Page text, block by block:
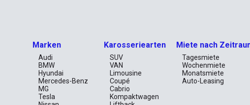
Marken
Audi
BMW
Hyundai
Mercedes-Benz
MG
Tesla
Karosseriearten
SUV
VAN
Limousine
Coupé
Cabrio
Kompaktwagen
Miete nach
Tagesmiete
Wochenmiete
Monatsmiete
Auto-Leasing